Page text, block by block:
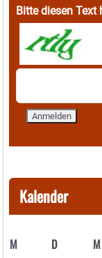
Bitte diesen Text
Kalender
M D M